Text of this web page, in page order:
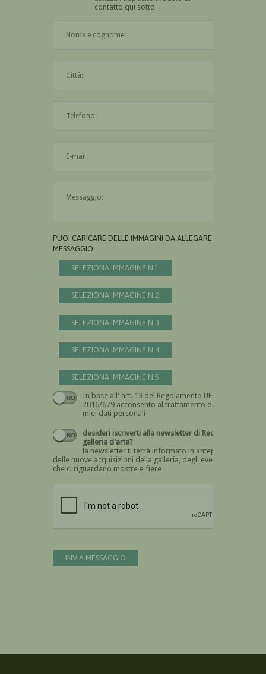
contatto qui sotto
PUOI CARICARE DELLE IMMAGINI DA ALLEGARE AL
MESSAGGIO:
SELEZIONA IMMAGINE N.1
SELEZIONA IMMAGINE N.2
SELEZIONA IMMAGINE N.3
SELEZIONA IMMAGINE N.4
SELEZIONA IMMAGINE N.5
In base all' art. 13 del Regolamento UE n.
2016/679 acconsento al trattamento dei
miei dati personali
Devi dare il consenso
desideri iscriverti alla newsletter di Recta
galleria d'arte?
la newsletter ti terrà informato in anteprima
delle nuove acquisizioni della galleria, degli eventi
che ci riguardano mostre e fiere
INVIA MESSAGGIO